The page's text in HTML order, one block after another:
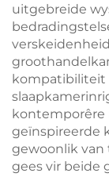
uitgebreide
kompatibiliteit
kontemporêre
geïnspireerde
gewoonlik van
gees vir beide